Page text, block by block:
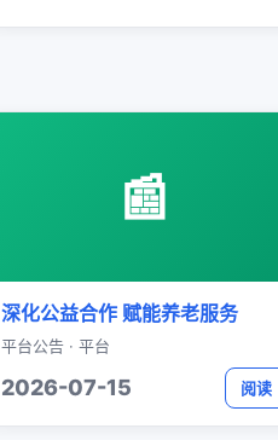
📰
深化公益合作 赋能养老服务
平台公告 · 平台
2026-07-15 阅读